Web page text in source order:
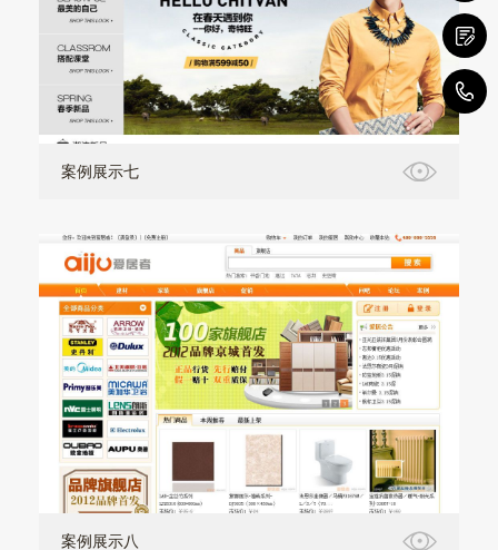
案例展示七
案例展示八